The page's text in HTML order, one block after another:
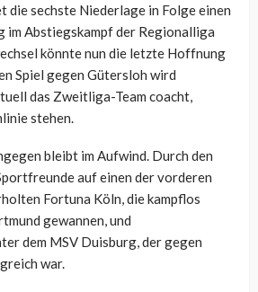
die sechste Niederlage in Folge einen
im Abstiegskampf der Regionalliga
könnte nun die letzte Hoffnung
Spiel gegen Gütersloh wird
das Zweitliga-Team coacht,
stehen.
bleibt im Aufwind. Durch den
auf einen der vorderen
Fortuna Köln, die kampflos
gewannen, und
dem MSV Duisburg, der gegen
war.